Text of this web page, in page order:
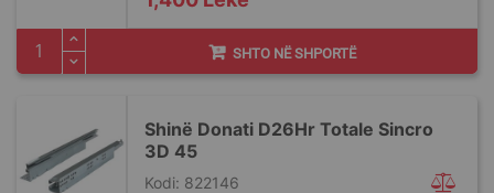
SHTO NË SHPORTË
Shinë Donati D26Hr Totale Sincro
3D 45
Kodi: 822146